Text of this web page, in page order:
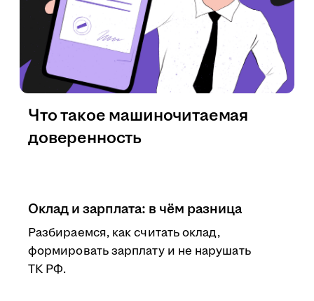
Оклад и зарплата: в чём разница
Разбираемся, как считать оклад,
формировать зарплату и не нарушать
ТК РФ.
Что такое машиночитаемая
доверенность